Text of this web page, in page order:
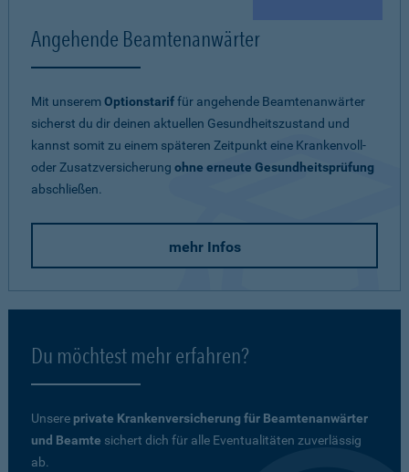
Angehende Beamtenanwärter
Mit unseremOptionstariffür angehende Beamtenanwärter
sicherst du dir deinen aktuellen Gesundheitszustand und
kannst somit zu einem späteren Zeitpunkt eine Krankenvoll-
oder Zusatzversicherung ohne erneute Gesundheitsprüfung
abschließen.
mehr Infos
Du möchtest mehr erfahren?
Unsere private Krankenversicherung für Beamtenanwärter
und Beamte sichert dich für alle Eventualitäten zuverlässig
ab.